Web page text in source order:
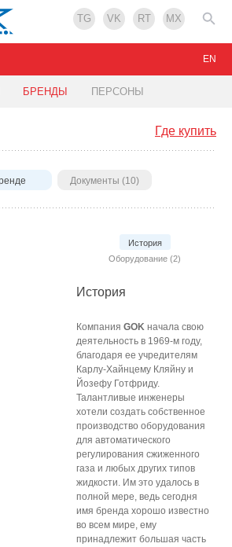
TG VK RT MX
БРЕНДЫ ПЕРСОНЫ
EN
Где купить
Документы (10)
История
Оборудование (2)
История
Компания GOK начала свою
деятельность в 1969-м году,
благодаря ее учредителям
Карлу-Хайнцему Кляйну и
Йозефу Готфриду.
Талантливые инженеры
хотели создать собственное
производство оборудования
для автоматического
регулирования сжиженного
газа и любых других типов
жидкости. Им это удалось в
полной мере, ведь сегодня
имя бренда хорошо известно
во всем мире, ему
принадлежит большая часть